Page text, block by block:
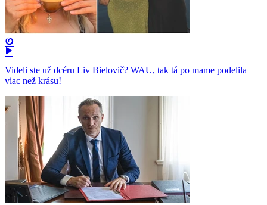
Videli ste už dcéru Liv Bielovič? WAU, tak tá po mame podelila
viac než krásu!